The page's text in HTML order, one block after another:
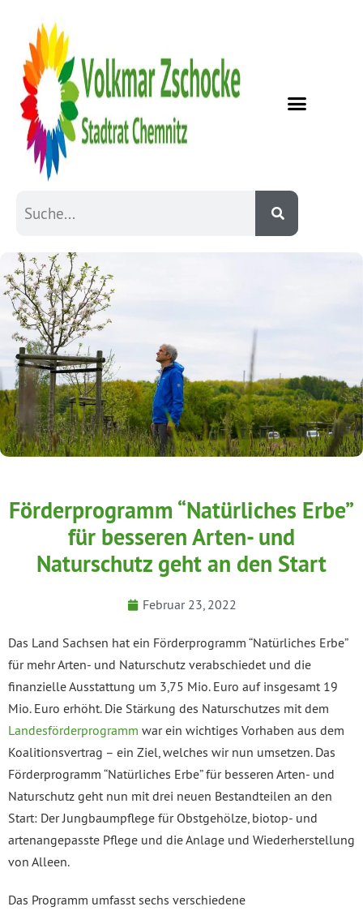
Förderprogramm “Natürliches Erbe”
für besseren Arten- und
Naturschutz geht an den Start
Februar 23, 2022
Das Land Sachsen hat ein Förderprogramm “Natürliches Erbe”
für mehr Arten- und Naturschutz verabschiedet und die
finanzielle Ausstattung um 3,75 Mio. Euro auf insgesamt 19
Mio. Euro erhöht. Die Stärkung des Naturschutzes mit dem
Landesförderprogramm war ein wichtiges Vorhaben aus dem
Koalitionsvertrag – ein Ziel, welches wir nun umsetzen. Das
Förderprogramm “Natürliches Erbe” für besseren Arten- und
Naturschutz geht nun mit drei neuen Bestandteilen an den
Start: Der Jungbaumpflege für Obstgehölze, biotop- und
artenangepasste Pflege und die Anlage und Wiederherstellung
von Alleen.
Das Programm umfasst sechs verschiedene